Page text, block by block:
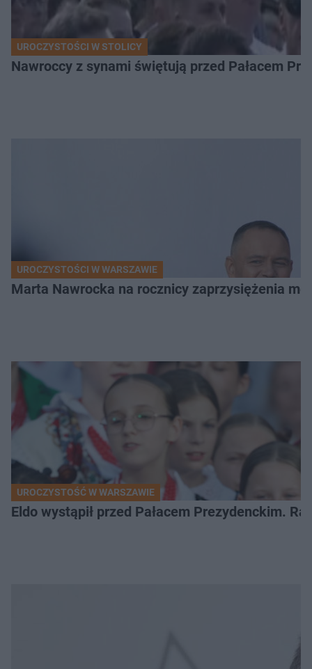
UROCZYSTOŚCI W STOLICY
Nawroccy z synami świętują przed Pałacem
UROCZYSTOŚCI W WARSZAWIE
Marta Nawrocka na rocznicy zaprzysiężenia
UROCZYSTOŚĆ W WARSZAWIE
Eldo wystąpił przed Pałacem Prezydenckim.